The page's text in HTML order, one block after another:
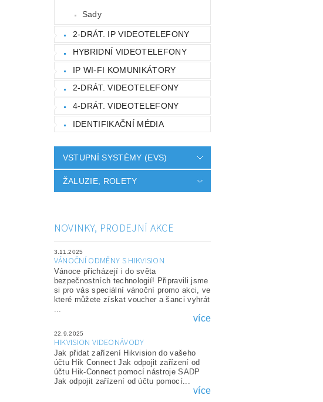
Sady
2-DRÁT. IP VIDEOTELEFONY
HYBRIDNÍ VIDEOTELEFONY
IP WI-FI KOMUNIKÁTORY
2-DRÁT. VIDEOTELEFONY
4-DRÁT. VIDEOTELEFONY
IDENTIFIKAČNÍ MÉDIA
VSTUPNÍ SYSTÉMY (EVS)
ŽALUZIE, ROLETY
NOVINKY, PRODEJNÍ AKCE
3.11.2025
VÁNOČNÍ ODMĚNY S HIKVISION
Vánoce přicházejí i do světa
bezpečnostních technologií! Připravili jsme
si pro vás speciální vánoční promo akci, ve
které můžete získat voucher a šanci vyhrát
...
více
22.9.2025
HIKVISION VIDEONÁVODY
Jak přidat zařízení Hikvision do vašeho
účtu Hik Connect Jak odpojit zařízení od
účtu Hik-Connect pomocí nástroje SADP
Jak odpojit zařízení od účtu pomocí...
více